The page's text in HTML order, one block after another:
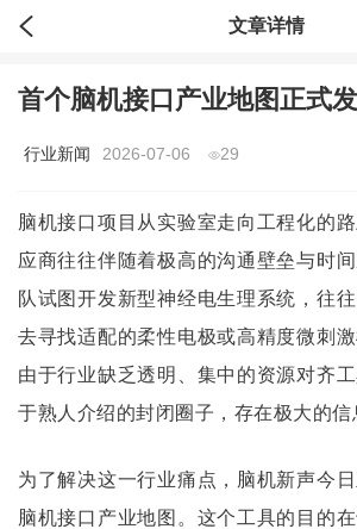
文章详情
首个脑机接口产业地图正式发
行业新闻 2026-07-06 29
脑机接口项目从实验室走向工程化的
应商往往伴随着极高的沟通壁垒与时
队试图开发新型神经电生理系统，往
去寻找适配的柔性电极或高精度微刺激
由于行业缺乏透明、集中的资源对齐
于熟人介绍的封闭圈子，存在极大的信
为了解决这一行业痛点，脑机新声今
脑机接口产业地图。这个工具的目的